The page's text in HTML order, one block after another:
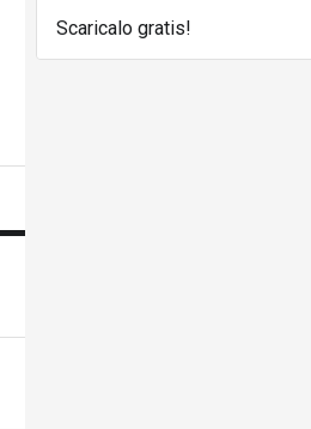
Scaricalo gratis!